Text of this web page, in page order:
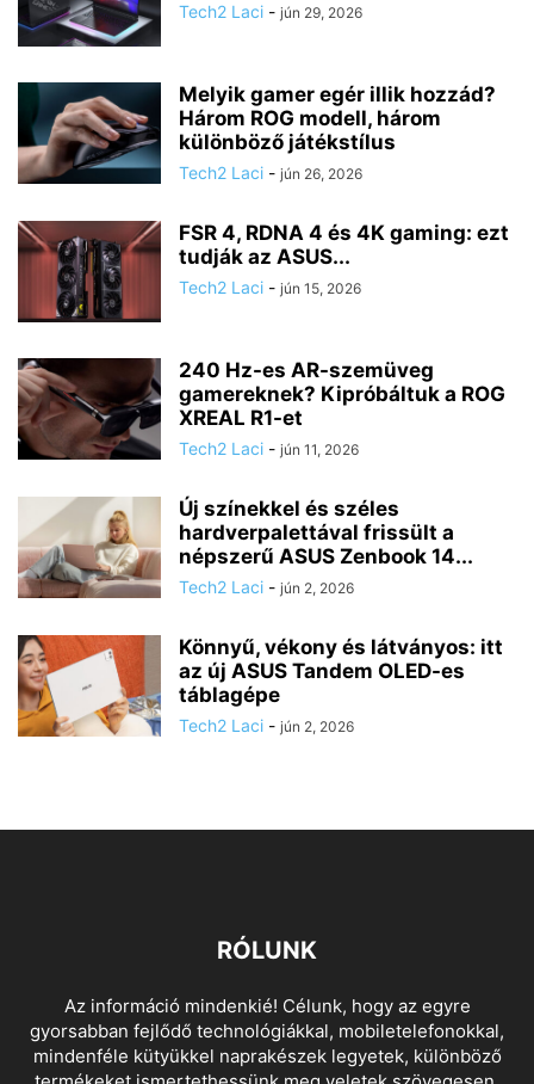
Tech2 Laci - jún 29, 2026
Melyik gamer egér illik hozzád?
Három ROG modell, három
különböző játékstílus
Tech2 Laci - jún 26, 2026
FSR 4, RDNA 4 és 4K gaming: ezt
tudják az ASUS...
Tech2 Laci - jún 15, 2026
240 Hz-es AR-szemüveg
gamereknek? Kipróbáltuk a ROG
XREAL R1-et
Tech2 Laci - jún 11, 2026
Új színekkel és széles
hardverpalettával frissült a
népszerű ASUS Zenbook 14...
Tech2 Laci - jún 2, 2026
Könnyű, vékony és látványos: itt
az új ASUS Tandem OLED-es
táblagépe
Tech2 Laci - jún 2, 2026
RÓLUNK
Az információ mindenkié! Célunk, hogy az egyre
gyorsabban fejlődő technológiákkal, mobiletelefonokkal,
mindenféle kütyükkel naprakészek legyetek, különböző